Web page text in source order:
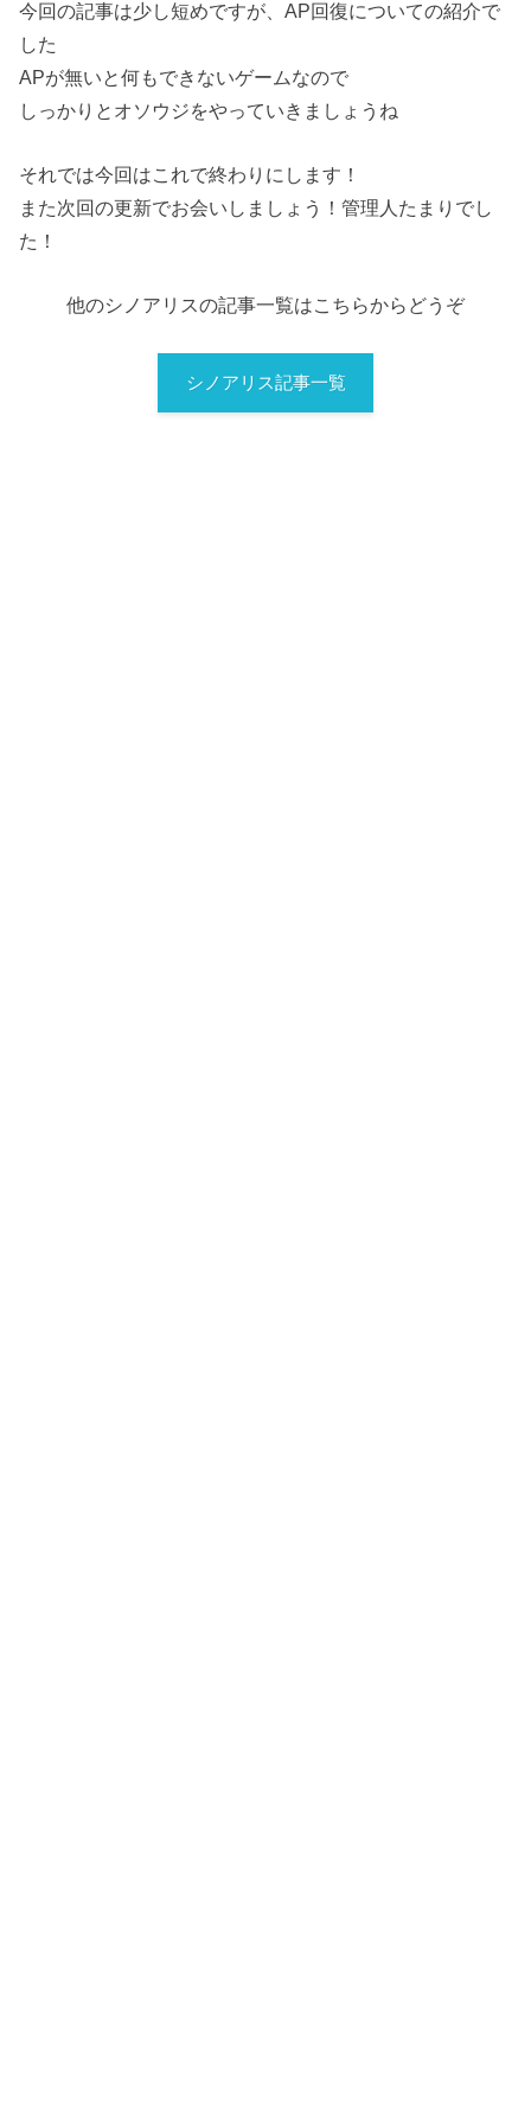
今回の記事は少し短めですが、AP回復についての紹介で
した
APが無いと何もできないゲームなので
しっかりとオソウジをやっていきましょうね
それでは今回はこれで終わりにします！
また次回の更新でお会いしましょう！管理人たまりでし
た！
他のシノアリスの記事一覧はこちらからどうぞ
シノアリス記事一覧